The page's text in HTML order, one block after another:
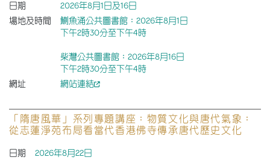
「隋唐風華」系列專題講座：物質文化與唐代氣象：
從志蓮淨苑布局看當代香港佛寺傳承唐代歷史文化
日期
2026年8月22日
日期
2026年8月1日及16日
場地及時間
鰂魚涌公共圖書館：2026年8月1日
下午2時30分至下午4時
柴灣公共圖書館：2026年8月16日
下午2時30分至下午4時
網址
網站連結